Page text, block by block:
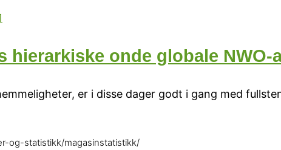
hierarkiske onde globale NWO-
er i disse dager godt i gang med
og-statistikk/magasinstatistikk/